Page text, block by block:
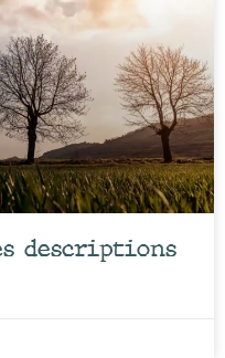
descriptions